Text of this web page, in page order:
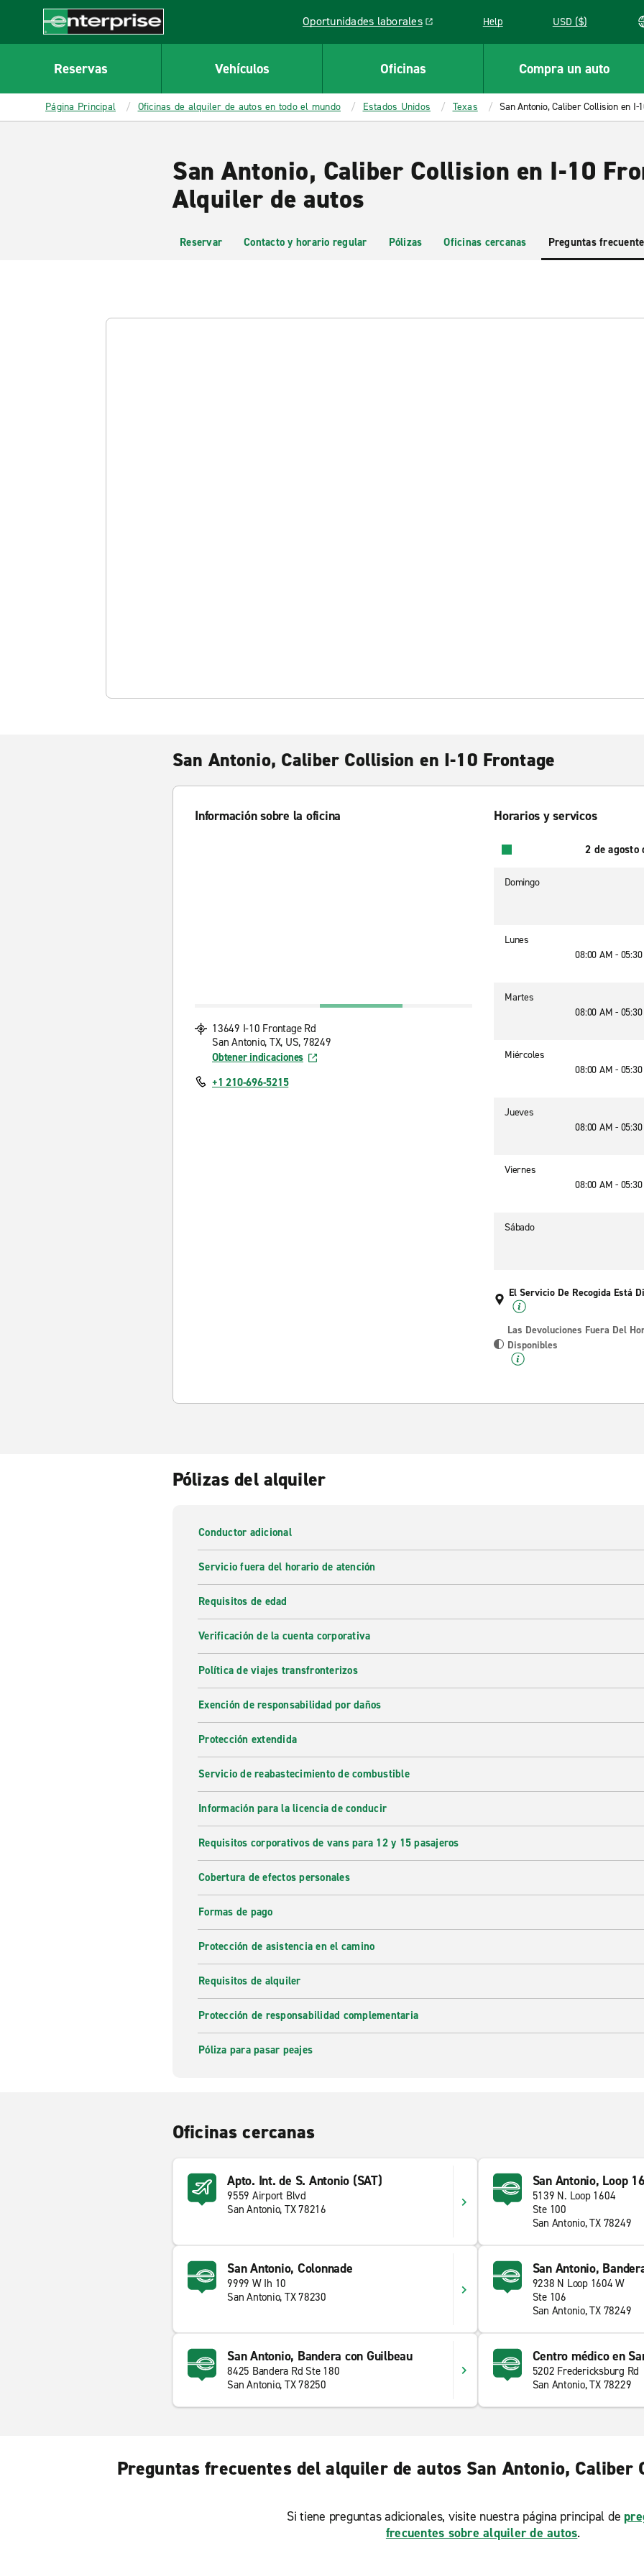
CONTENT
Enterprise
Oportunidades laborales
Link opens in a new window Help USD ($)
Reservas Vehículos Oficinas Compra un auto
Página Principal Oficinas de alquiler de autos en todo el mundo Estados Unidos Texas San Antonio, Caliber Collision en I-
San Antonio, Caliber Collision en I-10
Alquiler de autos
Reservar Contacto y horario regular Pólizas Oficinas cercanas Preguntas
San Antonio, Caliber Collision en I-10 Frontage
Información sobre la oficina
13649 I-10 Frontage Rd
San Antonio, TX, US, 78249
Obtener indicaciones
+1 210-696-5215
Horarios y servicos
2 de agosto
Domingo
Lunes
08:00 AM -
Martes
08:00 AM -
Miércoles
08:00 AM -
Jueves
08:00 AM -
Viernes
08:00 AM -
Sábado
El Servicio De Recogida Está
Las Devoluciones Fuera Del
Disponibles
Pólizas del alquiler
Conductor adicional
Servicio fuera del horario de atención
Requisitos de edad
Verificación de la cuenta corporativa
Política de viajes transfronterizos
Exención de responsabilidad por daños
Protección extendida
Servicio de reabastecimiento de combustible
Información para la licencia de conducir
Requisitos corporativos de vans para 12 y 15 pasajeros
Cobertura de efectos personales
Formas de pago
Protección de asistencia en el camino
Requisitos de alquiler
Protección de responsabilidad complementaria
Póliza para pasar peajes
Oficinas cercanas
Apto. Int. de S. Antonio (SAT)
9559 Airport Blvd
San Antonio, TX 78216
San Antonio, Loop
5139 N. Loop 1604
Ste 100
San Antonio, TX 78249
San Antonio, Colonnade
9999 W Ih 10
San Antonio, TX 78230
San Antonio,
9238 N Loop 1604 W
Ste 106
San Antonio, TX 78249
San Antonio, Bandera con Guilbeau
8425 Bandera Rd Ste 180
San Antonio, TX 78250
Centro médico en
5202 Fredericksburg Rd
San Antonio, TX 78229
Preguntas frecuentes del alquiler de autos San Antonio, Caliber
Si tiene preguntas adicionales, visite nuestra página principal de
frecuentes sobre alquiler de autos.